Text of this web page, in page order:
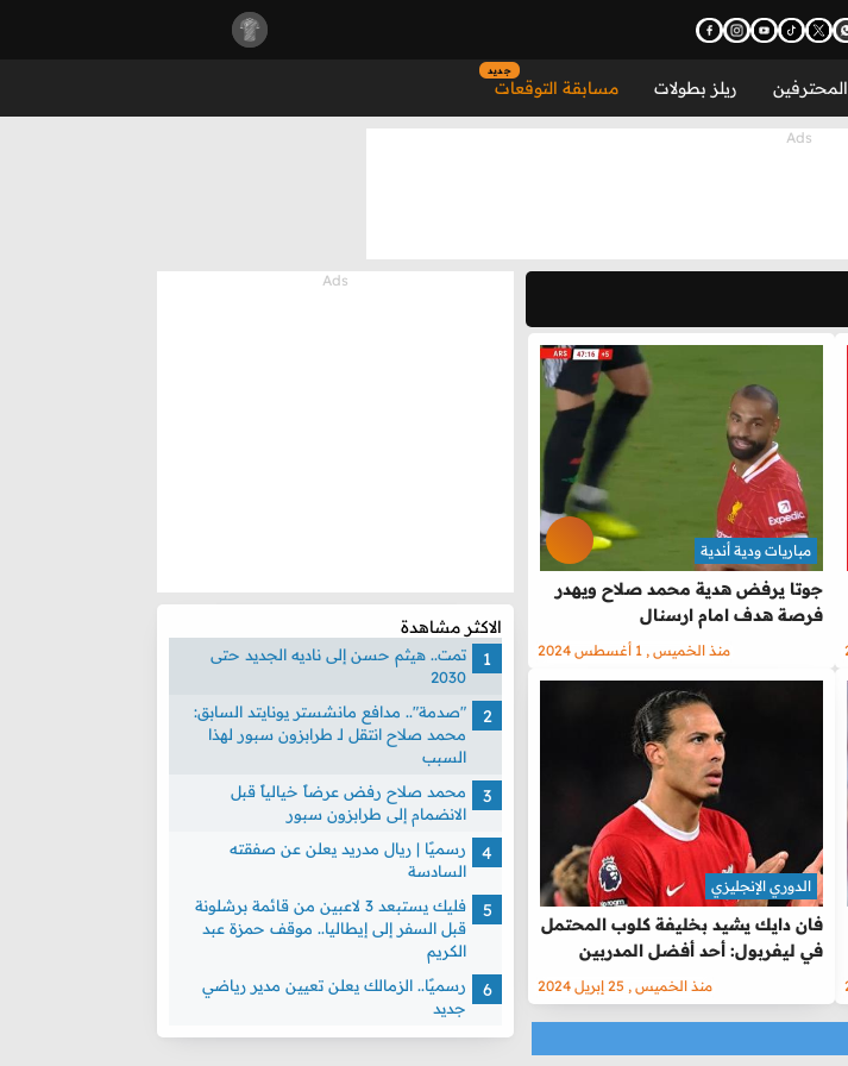
المحترفين ريلز بطولات مسابقة التوقعات
جديد
جوتا يرفض هدية محمد صلاح ويهدر
فرصة هدف امام ارسنال
مباريات ودية أندية
منذ الخميس , 1 أغسطس 2024
فان دايك يشيد بخليفة كلوب المحتمل
في ليفربول: أحد أفضل المدربين
الدوري الإنجليزي
منذ الخميس , 25 إبريل 2024
الاكثر مشاهدة
تمت.. هيثم حسن إلى ناديه الجديد حتى
2030
"صدمة".. مدافع مانشستر يونايتد السابق:
محمد صلاح انتقل لـ طرابزون سبور لهذا
السبب
محمد صلاح رفض عرضاً خيالياً قبل
الانضمام إلى طرابزون سبور
رسميًا | ريال مدريد يعلن عن صفقته
السادسة
فليك يستبعد 3 لاعبين من قائمة برشلونة
قبل السفر إلى إيطاليا.. موقف حمزة عبد
الكريم
رسميًا.. الزمالك يعلن تعيين مدير رياضي
جديد